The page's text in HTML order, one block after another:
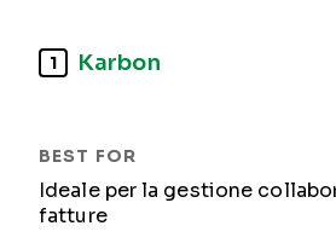
1 Karbon
Ideale per la gestione
fatture